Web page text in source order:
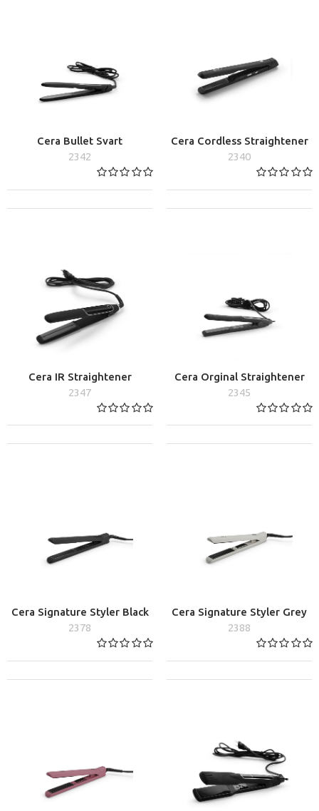
Cera Bullet Svart
2342
Cera Cordless Straightener
2340
Cera IR Straightener
2347
Cera Orginal Straightener
2345
Cera Signature Styler Black
2378
Cera Signature Styler Grey
2388